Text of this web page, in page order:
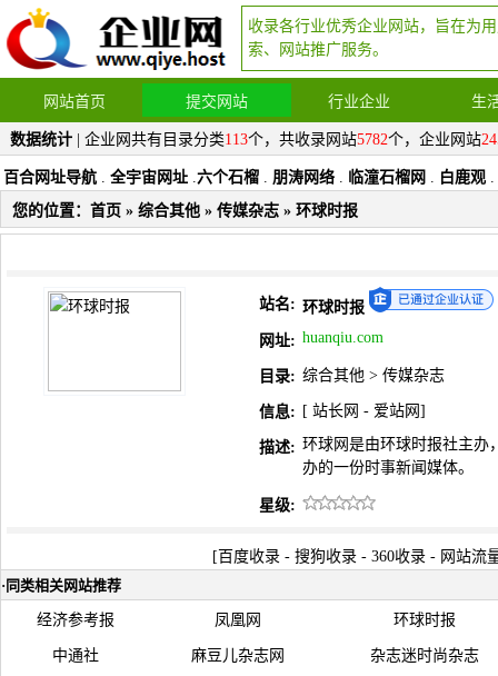
收录各行业优秀企业网站，旨在为
索、网站推广服务。
网站首页 提交网站 行业企业 生
数据统计 | 企业网共有目录分类113个，共收录网站5782个，企业网站
百合网址导航 . 全宇宙网址 .六个石榴 . 朋涛网络 . 临潼石榴网 . 白鹿观 .
您的位置： 首页 » 综合其他 » 传媒杂志 » 环球时报
站名: 环球时报
网址: huanqiu.com
目录: 综合其他 > 传媒杂志
信息: [ 站长网 - 爱站网 ]
描述: 环球网是由环球时报社主办
办的一份时事新闻媒体。
星级:
[ 百度收录 - 搜狗收录 - 360收录 - 网站流
· 同类相关网站推荐
经济参考报 凤凰网 环球时报
中通社 麻豆儿杂志网 杂志迷时尚杂志